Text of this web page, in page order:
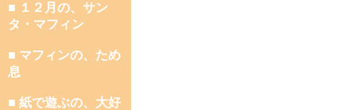
■ １２月の、サン
タ・マフィン
■ マフィンの、ため
息
■ 紙で遊ぶの、大好